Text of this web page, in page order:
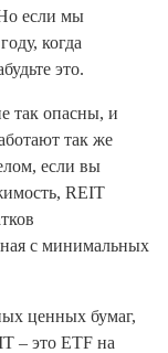
если мы
когда
это.
так опасны, и
так же
если вы
REIT
с минимальных
ценных бумаг,
– это ETF на